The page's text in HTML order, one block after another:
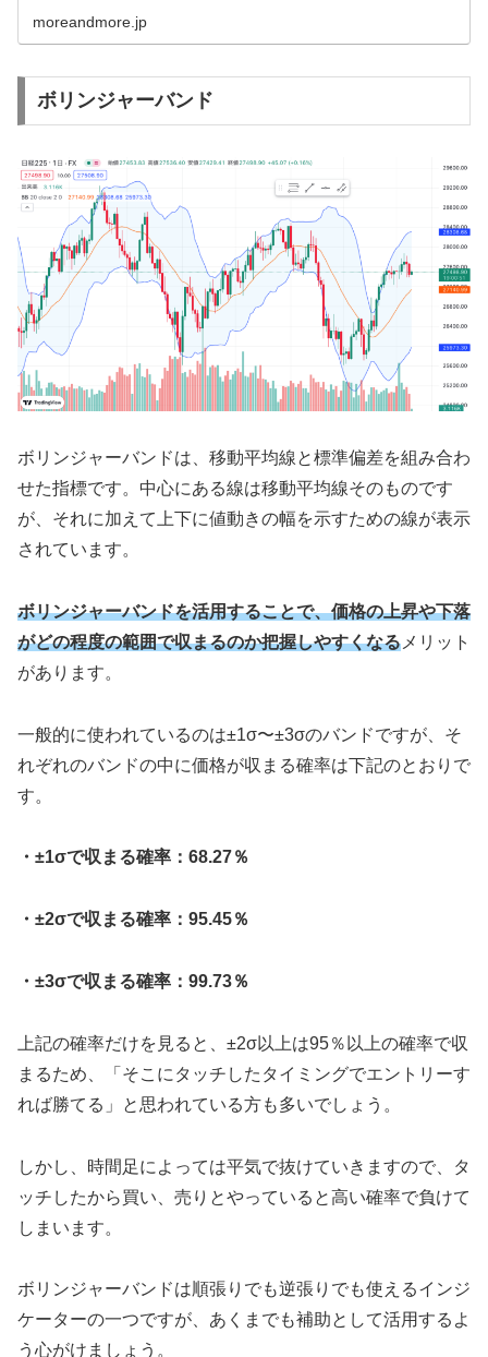
moreandmore.jp
ボリンジャーバンド
ボリンジャーバンドは、移動平均線と標準偏差を組み合わ
せた指標です。中心にある線は移動平均線そのものです
が、それに加えて上下に値動きの幅を示すための線が表示
されています。
ボリンジャーバンドを活用することで、価格の上昇や下落
がどの程度の範囲で収まるのか把握しやすくなる メリット
があります。
一般的に使われているのは±1σ〜±3σのバンドですが、そ
れぞれのバンドの中に価格が収まる確率は下記のとおりで
す。
・±1σで収まる確率：68.27％
・±2σで収まる確率：95.45％
・±3σで収まる確率：99.73％
上記の確率だけを見ると、±2σ以上は95％以上の確率で収
まるため、「そこにタッチしたタイミングでエントリーす
れば勝てる」と思われている方も多いでしょう。
しかし、時間足によっては平気で抜けていきますので、タ
ッチしたから買い、売りとやっていると高い確率で負けて
しまいます。
ボリンジャーバンドは順張りでも逆張りでも使えるインジ
ケーターの一つですが、あくまでも補助として活用するよ
う心がけましょう。